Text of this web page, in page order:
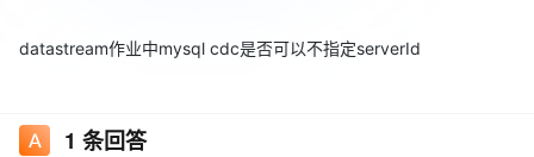
datastream作业中mysql cdc是否可以不指定serverId
1 条回答